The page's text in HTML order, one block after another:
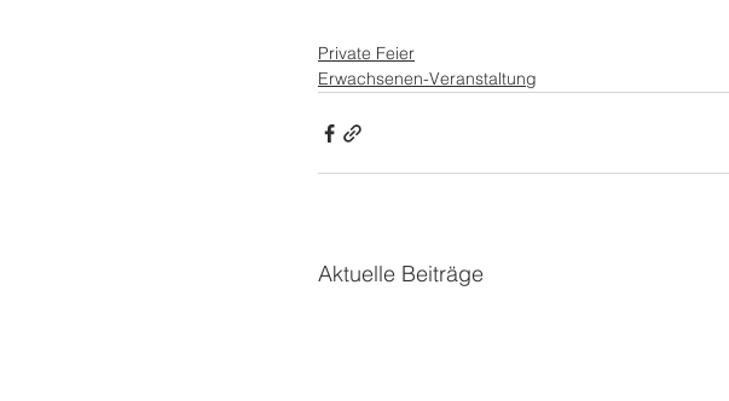
Private Feier
Erwachsenen-Veranstaltung
Aktuelle Beiträge